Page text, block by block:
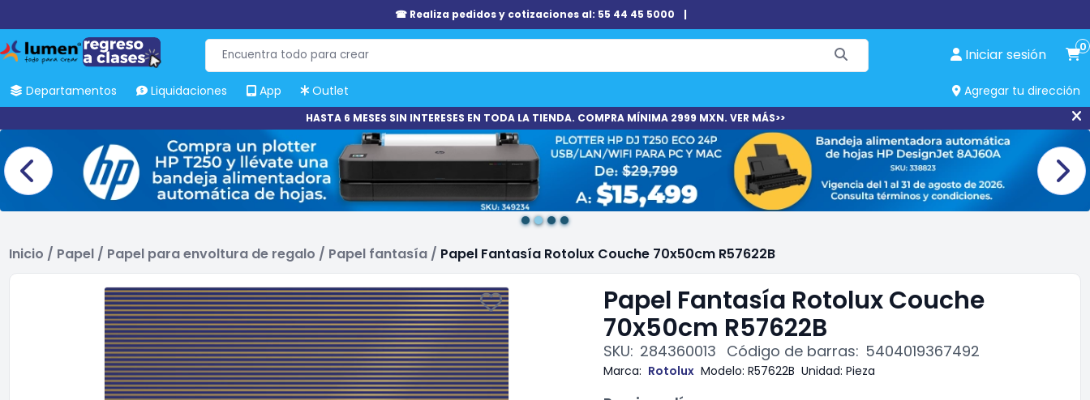
☎ Realiza pedidos y cotizaciones al: 55 44 45 5000 |
Iniciar sesión 0
Departamentos Liquidaciones App Outlet Agregar tu dirección
HASTA 6 MESES SIN INTERESES EN TODA LA TIENDA. COMPRA MÍNIMA 2999 MXN. VER MÁS>>
Inicio / Papel / Papel para envoltura de regalo / Papel fantasía / Papel Fantasía Rotolux Couche 70x50cm R57622B
Papel Fantasía Rotolux Couche
70x50cm R57622B
SKU: 284360013 Código de barras: 5404019367492
Marca: Rotolux Modelo: R57622B Unidad: Pieza